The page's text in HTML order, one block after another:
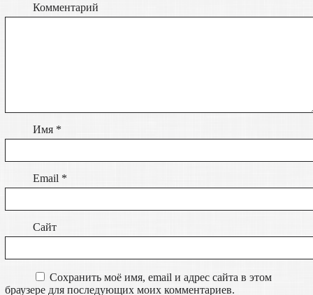
Комментарий
Имя *
Email *
Сайт
Сохранить моё имя, email и адрес сайта в этом
браузере для последующих моих комментариев.